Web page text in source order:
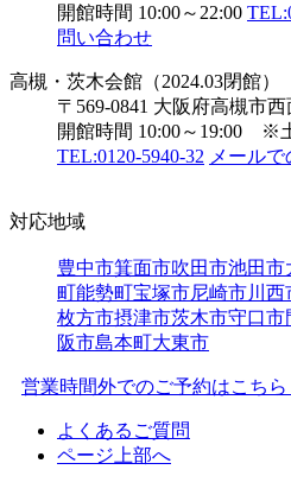
開館時間 10:00～22:00
問い合わせ
高槻・茨木会館（2024.03閉館）
〒569-0841 大阪府高槻市西
開館時間 10:00～19:00 ※
TEL:0120-5940-32 メール
対応地域
豊中市箕面市吹田市池田市
町能勢町宝塚市尼崎市川西
枚方市摂津市茨木市守口市
阪市島本町大東市
営業時間外でのご予約はこち
よくあるご質問
ページ上部へ